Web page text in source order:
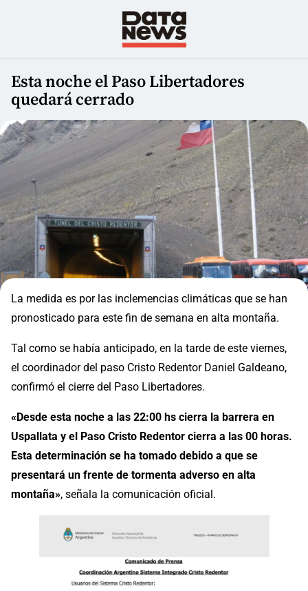
Esta noche el Paso Libertadores
quedará cerrado
La medida es por las inclemencias climáticas que se han
pronosticado para este fin de semana en alta montaña.
Tal como se había anticipado, en la tarde de este viernes,
el coordinador del paso Cristo Redentor Daniel Galdeano,
confirmó el cierre del Paso Libertadores.
«Desde esta noche a las 22:00 hs cierra la barrera en
Uspallata y el Paso Cristo Redentor cierra a las 00 horas.
Esta determinación se ha tomado debido a que se
presentará un frente de tormenta adverso en alta
montaña», señala la comunicación oficial.